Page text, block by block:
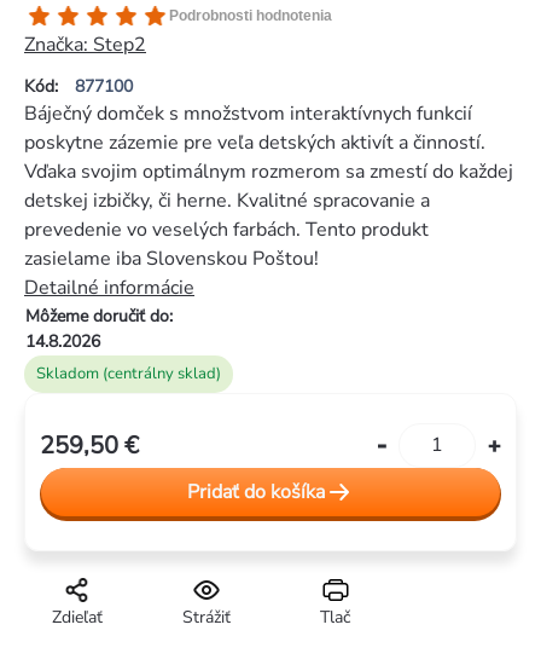
Kód: 877100
Priemerné
hodnotenie
produktu
je
5,0
z
5
hviezdičiek.
Podrobnosti hodnotenia
Značka: Step2
Skladom (centrálny sklad)
Môžeme doručiť do:
14.8.2026
Báječný domček s množstvom interaktívnych funkcií
poskytne zázemie pre veľa detských aktivít a činností.
Vďaka svojim optimálnym rozmerom sa zmestí do každej
detskej izbičky, či herne. Kvalitné spracovanie a
prevedenie vo veselých farbách. Tento produkt
zasielame iba Slovenskou Poštou!
Detailné informácie
Tlač
Strážiť
Zdieľať
259,50 €
cena:Pridať do košíka